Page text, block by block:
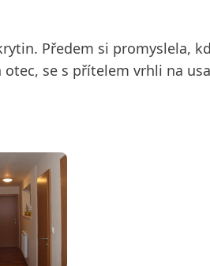
Předem si promyslela,
se s přítelem vrhli na